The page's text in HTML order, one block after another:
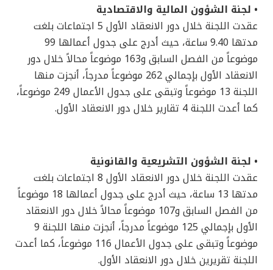
• لجنة الشؤون المالية والاقتصادية
عقدت اللجنة خلال دور الانعقاد الأول 5 اجتماعات بلغت
مدتها 9.40 ساعة، حيث أدرج على جدول أعمالها 99
موضوعاً من الفصل السابق و163 موضوعاً محالاً خلال دور
الانعقاد الأول بإجمالي 262 موضوعاً مدرجاً، أنجزت منها
اللجنة 13 موضوعاً وتبقى على جدول الأعمال 249 موضوعاً،
كما أعدت اللجنة 4 تقارير خلال دور الانعقاد الأول.
• لجنة الشؤون التشريعية والقانونية
عقدت اللجنة خلال دور الانعقاد الأول 8 اجتماعات بلغت
مدتها 13 ساعة، حيث أدرج على جدول أعمالها 18 موضوعاً
من الفصل السابق و107 موضوعاً محالاً خلال دور الانعقاد
الأول بإجمالي 125 موضوعاً مدرجاً، أنجزت منها اللجنة 9
موضوعاً وتبقى على جدول الأعمال 116 موضوعاً، كما أعدت
اللجنة تقريرين خلال دور الانعقاد الأول.